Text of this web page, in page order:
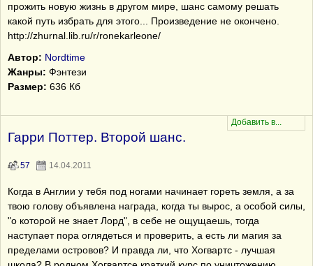
прожить новую жизнь в другом мире, шанс самому решать
какой путь избрать для этого... Произведение не окончено.
http://zhurnal.lib.ru/r/ronekarleone/
Автор: Nordtime
Жанры: Фэнтези
Размер: 636 Кб
Гарри Поттер. Второй шанс.
57 14.04.2011
Когда в Англии у тебя под ногами начинает гореть земля, а за
твою голову объявлена награда, когда ты вырос, а особой силы,
"о которой не знает Лорд", в себе не ощущаешь, тогда
наступает пора оглядеться и проверить, а есть ли магия за
пределами островов? И правда ли, что Хогвартс - лучшая